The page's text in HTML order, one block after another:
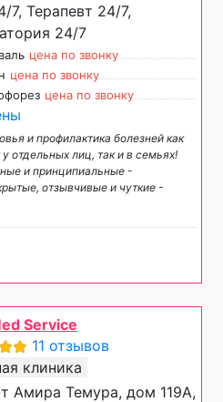
7, Терапевт 24/7,
24/7
цена по звонку
цена по звонку
цена по звонку
и профилактика болезней как
отдельных лиц, так и в семьях!
и принципиальные -
отзывчивые и чуткие -
Service
11 отзывов
клиника
Амира Темура, дом 119А,